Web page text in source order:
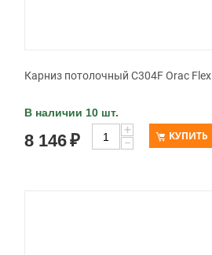
Карниз потолочный C304F Orac Flex
В наличии 10 шт.
8 146₽
+
−
КУПИТЬ